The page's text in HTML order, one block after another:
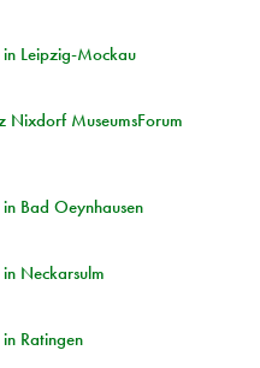
Leipzig-Mockau
Nixdorf MuseumsForum
Bad Oeynhausen
Neckarsulm
Ratingen